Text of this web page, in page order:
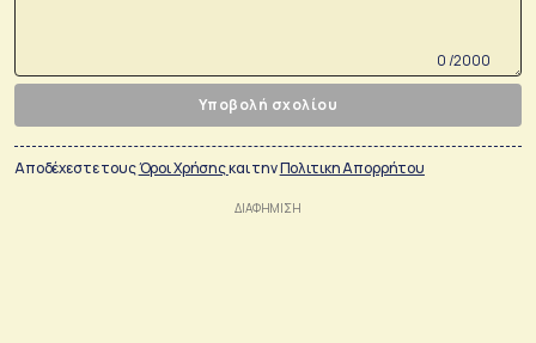
0 /2000
Υποβολή σχολίου
Αποδέχεστε τουςΌροι Χρήσηςκαι τηνΠολιτικη Απορρήτου